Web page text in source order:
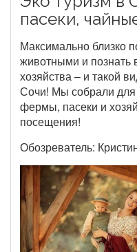
пасеки,
Максимально близко
животными и познать
хозяйства – и такой
Сочи! Мы собрали для
фермы, пасеки и
посещения!
Обозреватель: